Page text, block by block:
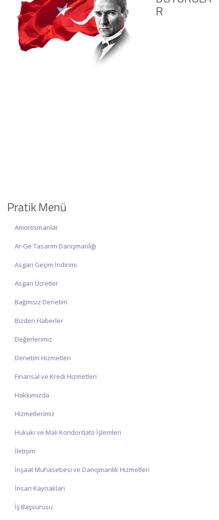
R
MESAİ SAATLERİ
☑ Hafta içi Saat: 09:00 – 17:00 arasında olup, siz değerli
☑ Hafta sonu Cumartesi günü Saat: 10:00 – 15:00 arasında
olup, siz değerli mükelleflerimize hizmet vermektedir.
İlgi ve anlayışınız için İNCİ MUHASEBE MÜŞAVİRLİK Ailesi olarak
teşekkür ederiz.
Pratik Menü
Amortismanlar
Ar-Ge Tasarım Danışmanlığı
Asgari Geçim İndirimi
Asgari Ücretler
Bağımsız Denetim
Bizden Haberler
Değerlerimiz
Denetim Hizmetleri
Finansal ve Kredi Hizmetleri
Hakkımızda
Hizmetlerimiz
Hukuki ve Mali Kondordato İşlemleri
İletişim
İnşaat Muhasebesi ve Danışmanlık Hizmetleri
İnsan Kaynakları
İş Başvurusu